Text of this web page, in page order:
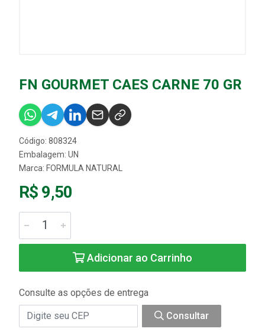
FN GOURMET CAES CARNE 70 GR
Código: 808324
Embalagem: UN
Marca: FORMULA NATURAL
R$ 9,50
Adicionar ao Carrinho
Consulte as opções de entrega
Consultar